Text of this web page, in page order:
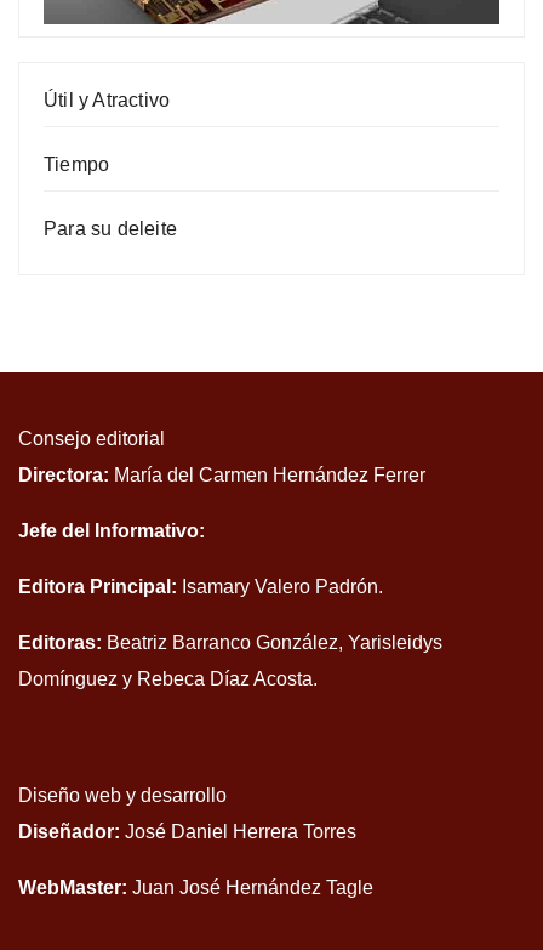
Útil y Atractivo
Tiempo
Para su deleite
Consejo editorial
Directora: María del Carmen Hernández Ferrer
Jefe del Informativo:
Editora Principal: Isamary Valero Padrón.
Editoras: Beatriz Barranco González, Yarisleidys
Domínguez y Rebeca Díaz Acosta.
Diseño web y desarrollo
Diseñador: José Daniel Herrera Torres
WebMaster: Juan José Hernández Tagle